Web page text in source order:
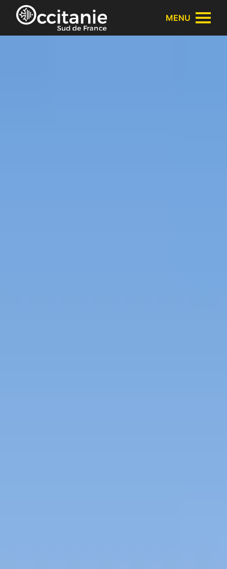
Panneau de gestion des cookies
MENU